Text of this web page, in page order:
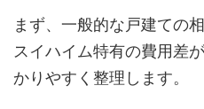
まず、一般的な戸建ての
スイハイム特有の費用差
かりやすく整理します。